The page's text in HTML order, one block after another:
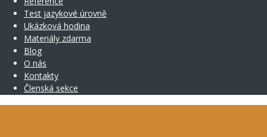
Test jazykové úrovně
Ukázková hodina
Materiály zdarma
Blog
O nás
Kontakty
Členská sekce